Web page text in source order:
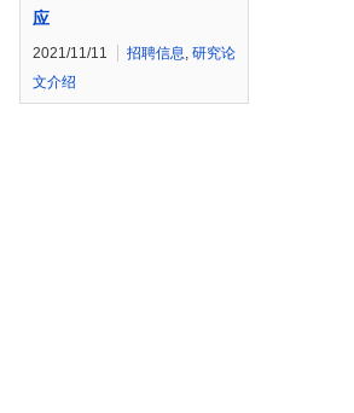
应
2021/11/11 招聘信息, 研究论
文介绍